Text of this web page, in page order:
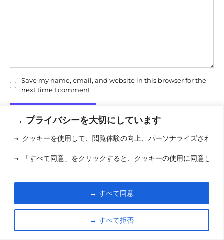
→ プライバシーを大切にしています
→ クッキーを使用して、閲覧体験の向上、パーソナライズされた
→ 「すべて同意」をクリックすると、クッキーの使用に同意した
→ すべて拒否
→ すべて同意
Save my name, email, and website in this browser for the
next time I comment.
利用規約(りようきやく
© 2026 eigamori.com